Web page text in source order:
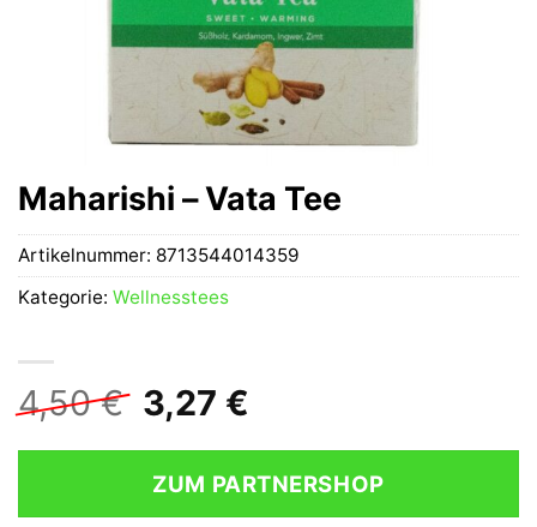
Maharishi – Vata Tee
4,50€ Ursprünglicher
Preis
war:
4,50 €
3,27 €
ist:
3,27 €.
ZUM PARTNERSHOP
Artikelnummer: 8713544014359
Kategorie: Wellnesstees